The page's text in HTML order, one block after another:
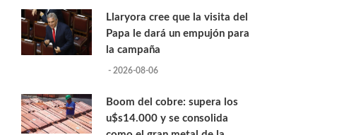
Llaryora cree que la visita del
Papa le dará un empujón para
la campaña
- 2026-08-06
Boom del cobre: supera los
u$s14.000 y se consolida